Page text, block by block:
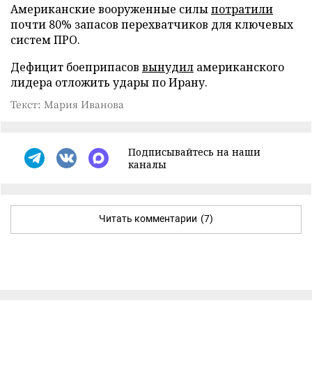
Американские вооруженные силыпотратили
почти 80% запасов перехватчиков для ключевых
систем ПРО.
Дефицит боеприпасов вынудил американского
лидера отложить удары по Ирану.
Текст: Мария Иванова
Подписывайтесь на наши
каналы
Читать комментарии (7)